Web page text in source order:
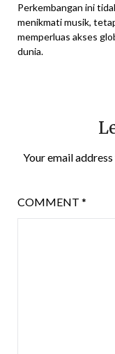
Perkembangan ini
menikmati musik,
memperluas akses
dunia.
Your email
COMMENT *